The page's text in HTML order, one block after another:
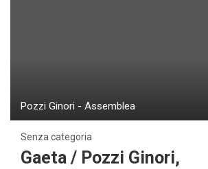
Pozzi Ginori - Assemblea
Senza categoria
Gaeta / Pozzi Ginori,